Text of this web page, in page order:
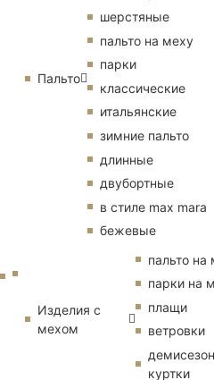
Пальто
шерстяные
пальто на меху
парки
классические
итальянские
зимние пальто
длинные
двубортные
в стиле max mara
бежевые
Изделия с
мехом
пальто на
парки на
плащи
ветровки
куртки